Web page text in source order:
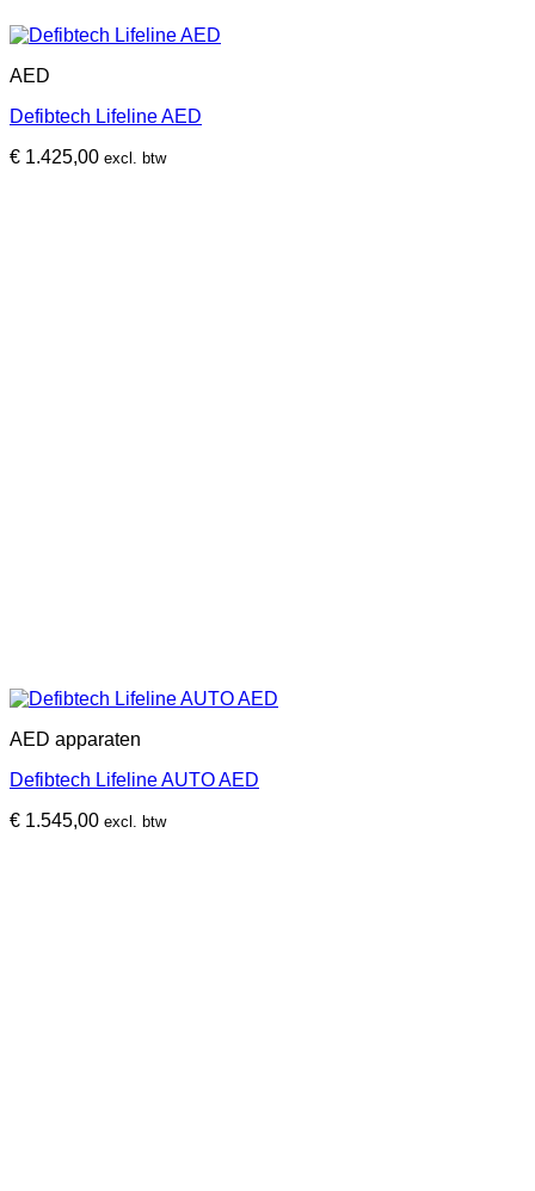
AED
Defibtech Lifeline AED
€ 1.425,00 excl. btw
AED apparaten
Defibtech Lifeline AUTO AED
€ 1.545,00 excl. btw